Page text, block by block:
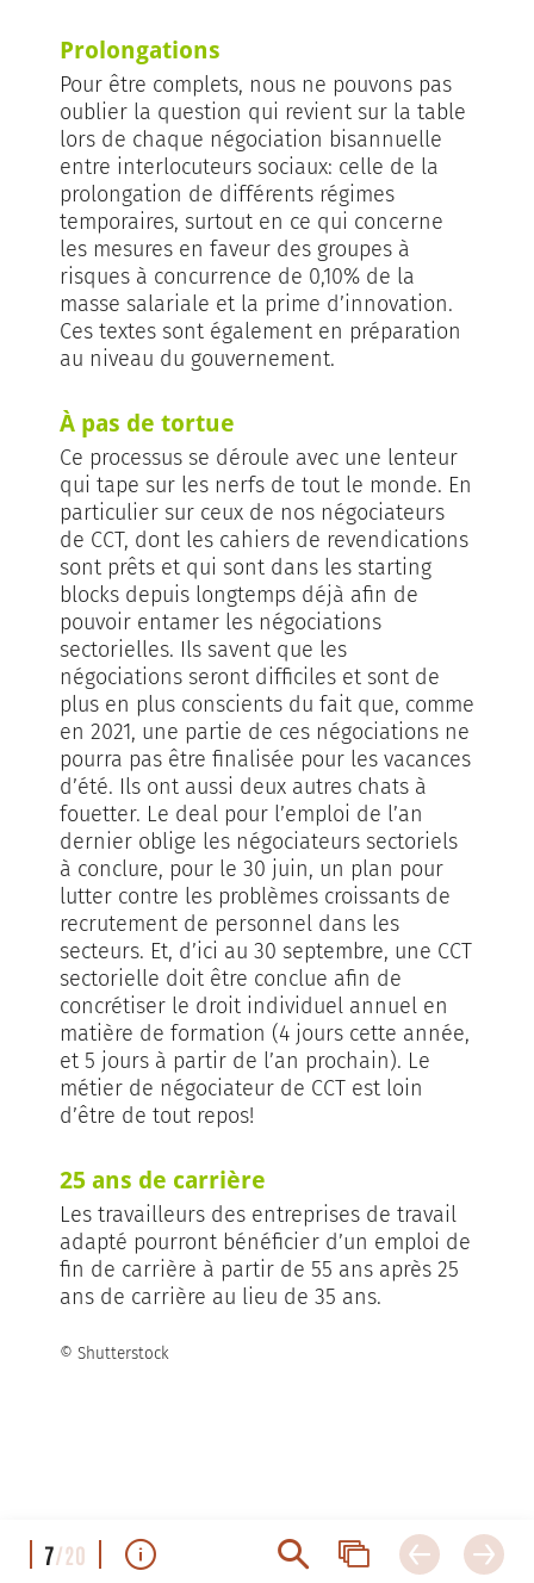
Prolongations
Pour être complets, nous ne pouvons pas
oublier la question qui revient sur la table
lors de chaque négociation bisannuelle
entre interlocuteurs sociaux: celle de la
prolongation de différents régimes
temporaires, surtout en ce qui concerne
les mesures en faveur des groupes à
risques à concurrence de 0,10% de la
masse salariale et la prime d’innovation.
Ces textes sont également en préparation
au niveau du gouvernement.
À pas de tortue
Ce processus se déroule avec une lenteur
qui tape sur les nerfs de tout le monde. En
particulier sur ceux de nos négociateurs
de CCT, dont les cahiers de revendications
sont prêts et qui sont dans les starting
blocks depuis longtemps déjà afin de
pouvoir entamer les négociations
sectorielles. Ils savent que les
négociations seront difficiles et sont de
plus en plus conscients du fait que, comme
en 2021, une partie de ces négociations ne
pourra pas être finalisée pour les vacances
d’été. Ils ont aussi deux autres chats à
fouetter. Le deal pour l’emploi de l’an
dernier oblige les négociateurs sectoriels
à conclure, pour le 30 juin, un plan pour
lutter contre les problèmes croissants de
recrutement de personnel dans les
secteurs. Et, d’ici au 30 septembre, une CCT
sectorielle doit être conclue afin de
concrétiser le droit individuel annuel en
matière de formation (4 jours cette année,
et 5 jours à partir de l’an prochain). Le
métier de négociateur de CCT est loin
d’être de tout repos!
25 ans de carrière
Les travailleurs des entreprises de travail
adapté pourront bénéficier d’un emploi de
fin de carrière à partir de 55 ans après 25
ans de carrière au lieu de 35 ans.
© Shutterstock
7/20